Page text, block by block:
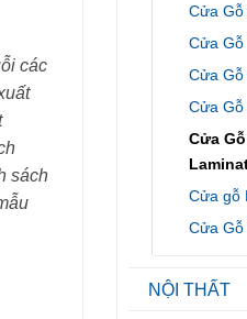
Cửa Gỗ
Cửa
Cửa Gỗ
Cửa Gỗ
Cửa
Cửa gỗ
Cửa Gỗ
NỘI THẤT
các
sách